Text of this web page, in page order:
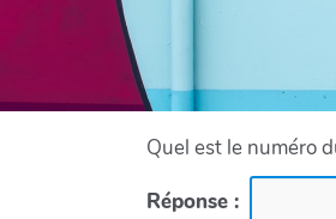
Quel est le numéro
Réponse :